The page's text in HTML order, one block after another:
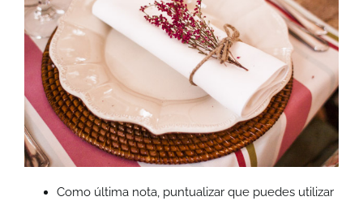
Como última nota, puntualizar que puedes utilizar